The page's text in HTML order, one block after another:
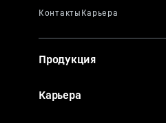
Продукция
Карьера